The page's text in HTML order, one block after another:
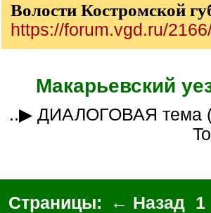
Волости Костромской
https://forum.vgd.ru/
Макарьевский
..▶ ДИАЛОГОВАЯ тема (вопросы/ответы)___куратор
Страницы: ← Назад 1